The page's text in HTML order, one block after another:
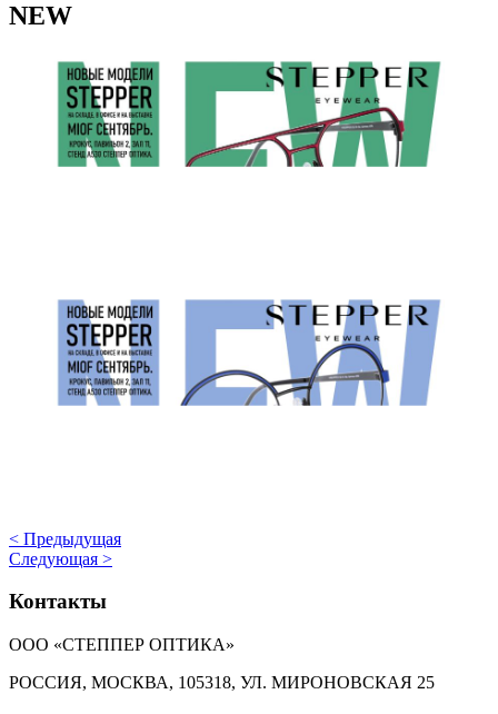
NEW
Навигация
по
записям
< Предыдущая
Следующая >
Контакты
ООО «СТЕППЕР ОПТИКА»
РОССИЯ, МОСКВА, 105318, УЛ. МИРОНОВСКАЯ 25